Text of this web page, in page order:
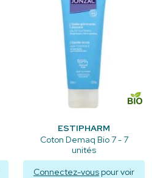
ESTIPHARM
Coton Demaq Bio 7 - 7
unités
Connectez-vous pour voir